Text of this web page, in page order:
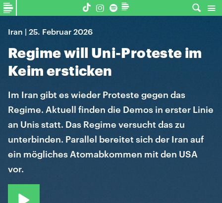
Iran | 25. Februar 2026
Regime will Uni-Proteste im
Keim ersticken
Im Iran gibt es wieder Proteste gegen das
Regime. Aktuell finden die Demos in erster Linie
an Unis statt. Das Regime versucht das zu
unterbinden. Parallel bereitet sich der Iran auf
ein mögliches Atomabkommen mit den USA
vor.